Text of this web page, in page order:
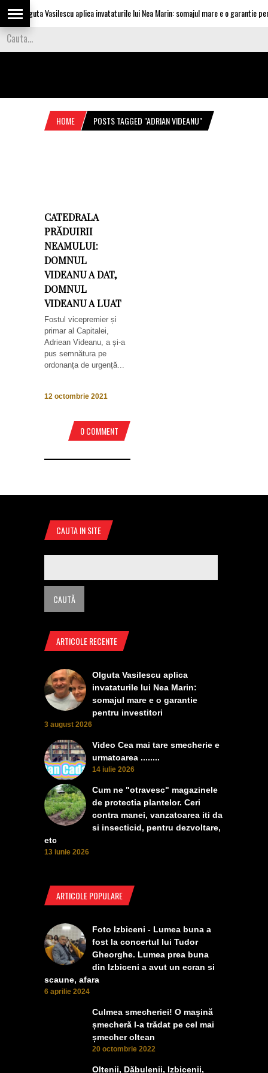
Olguta Vasilescu aplica invataturile lui Nea Marin: somajul mare e o garantie
HOME POSTS TAGGED "ADRIAN VIDEANU"
CATEDRALA
PRĂDUIRII
NEAMULUI:
DOMNUL
VIDEANU A DAT,
DOMNUL
VIDEANU A LUAT
Fostul vicepremier și
primar al Capitalei,
Adriean Videanu, a și-a
pus semnătura pe
ordonanța de urgență...
12 octombrie 2021
0 COMMENT
CAUTA IN SITE
ARTICOLE RECENTE
Olguta Vasilescu aplica
invataturile lui Nea Marin:
somajul mare e o garantie
pentru investitori
3 august 2026
Video Cea mai tare smecherie e
urmatoarea ........
14 iulie 2026
Cum ne "otravesc" magazinele
de protectia plantelor. Ceri
contra manei, vanzatoarea iti da
si insecticid, pentru dezvoltare,
etc
13 iunie 2026
ARTICOLE POPULARE
Foto Izbiceni - Lumea buna a
fost la concertul lui Tudor
Gheorghe. Lumea prea buna
din Izbiceni a avut un ecran si
scaune, afara
6 aprilie 2024
Culmea smecheriei! O mașină
șmecheră l-a trădat pe cel mai
șmecher oltean
20 octombrie 2022
Oltenii, Dăbulenii, Izbicenii,